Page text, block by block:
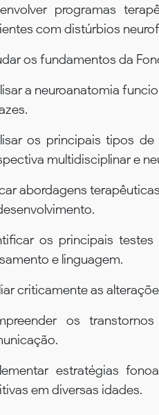
programas
com distúrbios
os fundamentos da
a neuroanatomia
os principais tipos
multidisciplinar e
abordagens
os principais
e linguagem.
criticamente as
os
estratégias
em diversas idades.